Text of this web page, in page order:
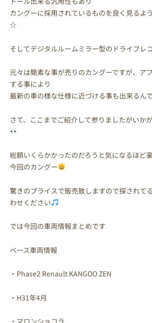
カングーに採用されているものを良く見るよ
☆
そしてデジタルルームミラー型のドライブレ
元々は簡素な事が売りのカングーですが、ア
する事により
最新の車の様な仕様に近づける事も出来るん
さて、ここまでご紹介して参りましたがいか
総額いくらかかったのだろうと気になるほど
今回のカングー
驚きのプライスで販売致しますので探されて
わせください
では今回の車両情報まとめです
ベース車両情報
・Phase2 Renault KANGOO ZEN
・H31年4月